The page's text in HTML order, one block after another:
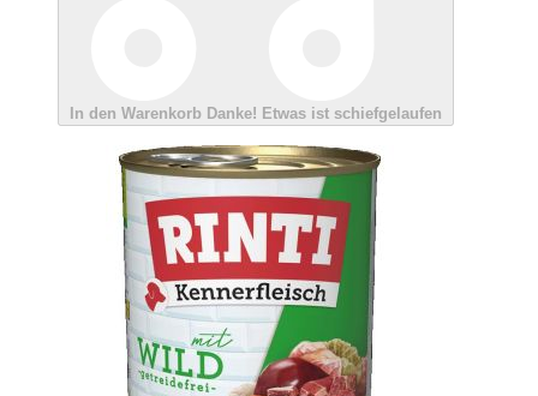
In den Warenkorb Danke! Etwas ist schiefgelaufen